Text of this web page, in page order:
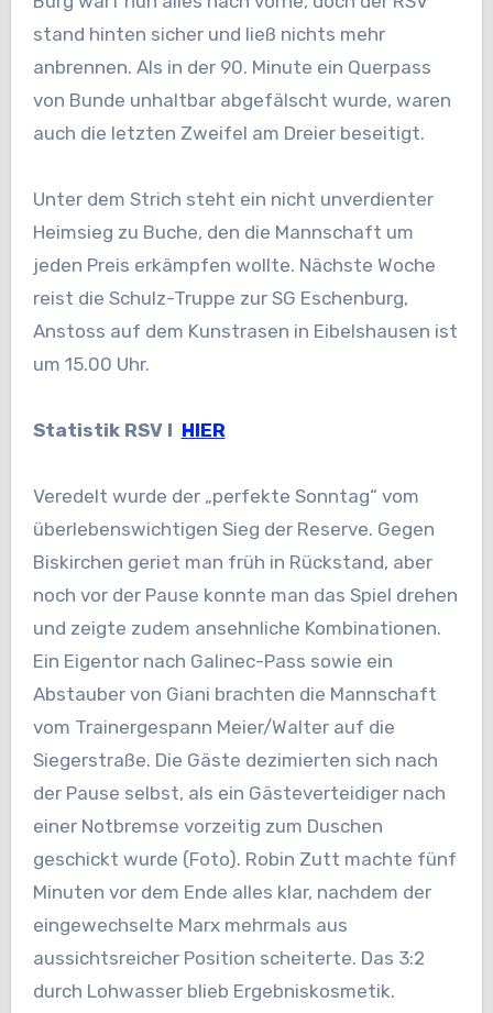
stand hinten sicher und ließ nichts mehr
anbrennen. Als in der 90. Minute ein Querpass
von Bunde unhaltbar abgefälscht wurde, waren
auch die letzten Zweifel am Dreier beseitigt.
Unter dem Strich steht ein nicht unverdienter
Heimsieg zu Buche, den die Mannschaft um
jeden Preis erkämpfen wollte. Nächste Woche
reist die Schulz-Truppe zur SG Eschenburg,
Anstoss auf dem Kunstrasen in Eibelshausen ist
um 15.00 Uhr.
Statistik RSV I HIER
Veredelt wurde der „perfekte Sonntag“ vom
überlebenswichtigen Sieg der Reserve. Gegen
Biskirchen geriet man früh in Rückstand, aber
noch vor der Pause konnte man das Spiel drehen
und zeigte zudem ansehnliche Kombinationen.
Ein Eigentor nach Galinec-Pass sowie ein
Abstauber von Giani brachten die Mannschaft
vom Trainergespann Meier/Walter auf die
Siegerstraße. Die Gäste dezimierten sich nach
der Pause selbst, als ein Gästeverteidiger nach
einer Notbremse vorzeitig zum Duschen
geschickt wurde (Foto). Robin Zutt machte fünf
Minuten vor dem Ende alles klar, nachdem der
eingewechselte Marx mehrmals aus
aussichtsreicher Position scheiterte. Das 3:2
durch Lohwasser blieb Ergebniskosmetik.